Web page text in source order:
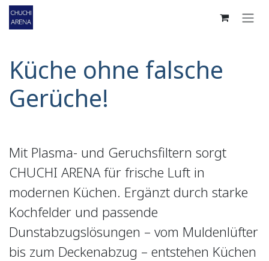
Zum Inhalt springen
Küche ohne falsche
Gerüche!
Mit Plasma- und Geruchsfiltern sorgt
CHUCHI ARENA für frische Luft in
modernen Küchen. Ergänzt durch starke
Kochfelder und passende
Dunstabzugslösungen – vom Muldenlüfter
bis zum Deckenabzug – entstehen Küchen